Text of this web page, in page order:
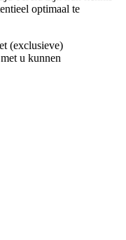
optimaal te
(exclusieve)
u kunnen